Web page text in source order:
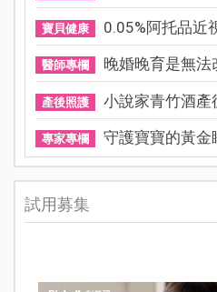
寶貝健康 0.05%阿托品近
醫師專欄 晚婚晚育是無法
產後照護 小說家青竹酒產
專家專欄 守護寶寶的黃金
試用募集